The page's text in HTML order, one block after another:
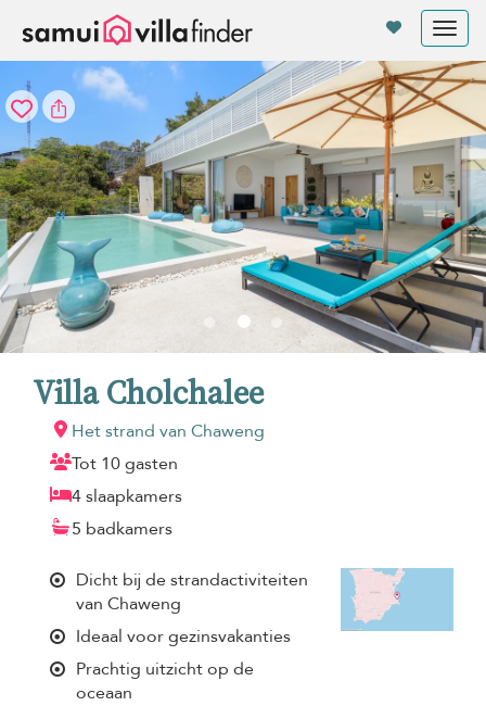
Villa Cholchalee
Het strand van Chaweng
Tot 10 gasten
4 slaapkamers
5 badkamers
Dicht bij de strandactiviteiten
van Chaweng
Ideaal voor gezinsvakanties
Prachtig uitzicht op de
oceaan
Cookies beheer paneel